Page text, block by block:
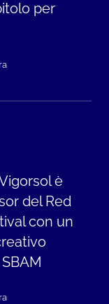
per
è
del Red
con un